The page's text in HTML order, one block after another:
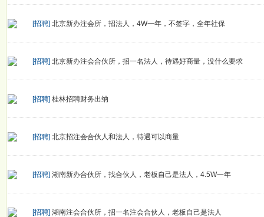
[招聘] 北京新办注会所，招法人，4W一年，不签字，全年社保
[招聘] 北京新办注会合伙所，招一名法人，待遇好商量，没什么要求
[招聘] 桂林招聘财务出纳
[招聘] 北京招注会合伙人和法人，待遇可以商量
[招聘] 湖南新办合伙所，找合伙人，老板自己是法人，4.5W一年
[招聘] 湖南注会合伙所，招一名注会合伙人，老板自己是法人